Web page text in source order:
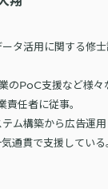
タ活用に関する修
のPoC支援など様々
任者に従事。
ム構築から広告運
通貫で支援している。